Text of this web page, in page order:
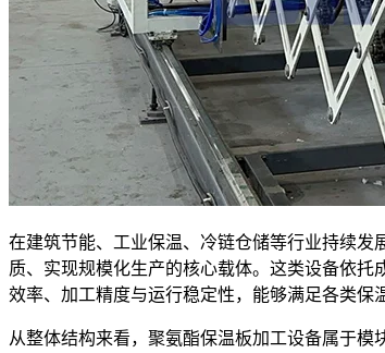
在建筑节能、工业保温、冷链仓储等行业持续
质、实现规模化生产的核心载体。这类设备依
效率、加工精度与运行稳定性，能够满足各类保
从整体结构来看，聚氨酯保温板加工设备属于